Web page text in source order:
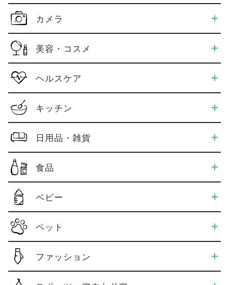
カメラ
美容・コスメ
ヘルスケア
キッチン
日用品・雑貨
食品
ベビー
ペット
ファッション